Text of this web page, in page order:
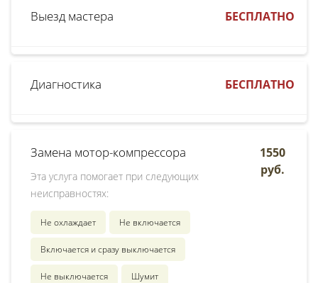
Выезд мастера БЕСПЛАТНО
Диагностика БЕСПЛАТНО
Замена мотор-компрессора
Эта услуга помогает при следующих
неисправностях:
Не охлаждает Не включается
Включается и сразу выключается
Не выключается Шумит
1550
руб.